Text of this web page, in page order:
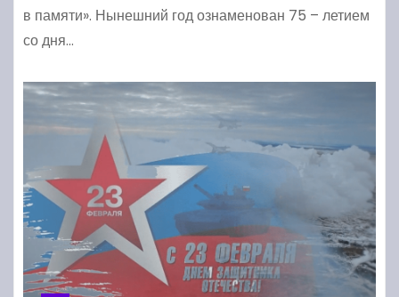
в памяти». Нынешний год ознаменован 75 – летием
со дня…